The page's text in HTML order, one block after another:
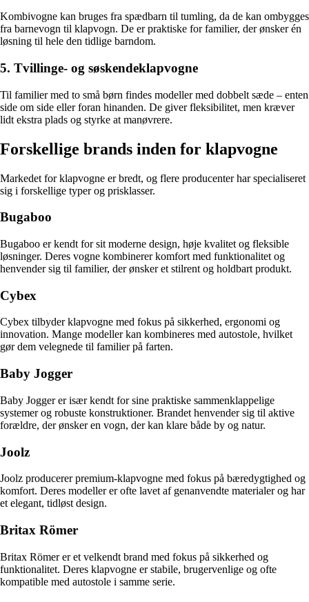
Kombivogne kan bruges fra spædbarn til tumling, da de kan ombygges
fra barnevogn til klapvogn. De er praktiske for familier, der ønsker én
løsning til hele den tidlige barndom.
5. Tvillinge- og søskendeklapvogne
Til familier med to små børn findes modeller med dobbelt sæde – enten
side om side eller foran hinanden. De giver fleksibilitet, men kræver
lidt ekstra plads og styrke at manøvrere.
Forskellige brands inden for klapvogne
Markedet for klapvogne er bredt, og flere producenter har specialiseret
sig i forskellige typer og prisklasser.
Bugaboo
Bugaboo er kendt for sit moderne design, høje kvalitet og fleksible
løsninger. Deres vogne kombinerer komfort med funktionalitet og
henvender sig til familier, der ønsker et stilrent og holdbart produkt.
Cybex
Cybex tilbyder klapvogne med fokus på sikkerhed, ergonomi og
innovation. Mange modeller kan kombineres med autostole, hvilket
gør dem velegnede til familier på farten.
Baby Jogger
Baby Jogger er især kendt for sine praktiske sammenklappelige
systemer og robuste konstruktioner. Brandet henvender sig til aktive
forældre, der ønsker en vogn, der kan klare både by og natur.
Joolz
Joolz producerer premium-klapvogne med fokus på bæredygtighed og
komfort. Deres modeller er ofte lavet af genanvendte materialer og har
et elegant, tidløst design.
Britax Römer
Britax Römer er et velkendt brand med fokus på sikkerhed og
funktionalitet. Deres klapvogne er stabile, brugervenlige og ofte
kompatible med autostole i samme serie.